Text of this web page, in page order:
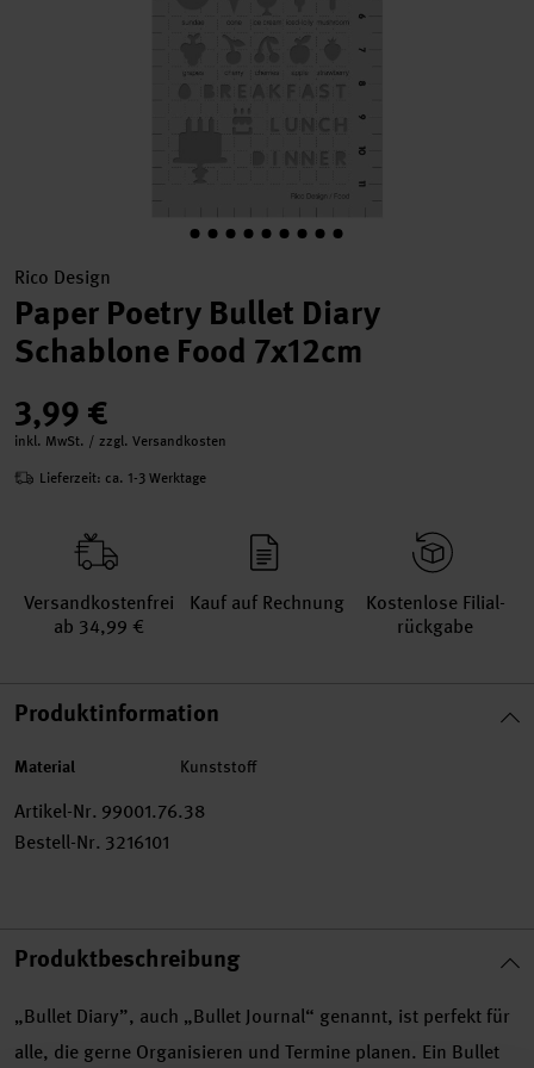
Rico Design
Paper Poetry Bullet Diary
Schablone Food 7x12cm
3,99 €
inkl. MwSt. / zzgl. Versandkosten
Lieferzeit: ca. 1-3 Werktage
Versand­kosten­frei
ab 34,99 €
Kauf auf Rechnung
Kosten­lose Filial­
rückgabe
Produktinformation
Material Kunststoff
Artikel-Nr. 99001.76.38
Bestell-Nr. 3216101
Produktbeschreibung
„Bullet Diary”, auch „Bullet Journal“ genannt, ist perfekt für
alle, die gerne Organisieren und Termine planen. Ein Bullet